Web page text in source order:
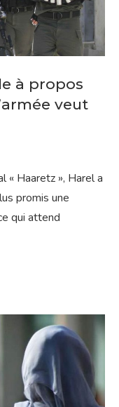
à propos
veut
« Haaretz », Harel a
promis une
qui attend